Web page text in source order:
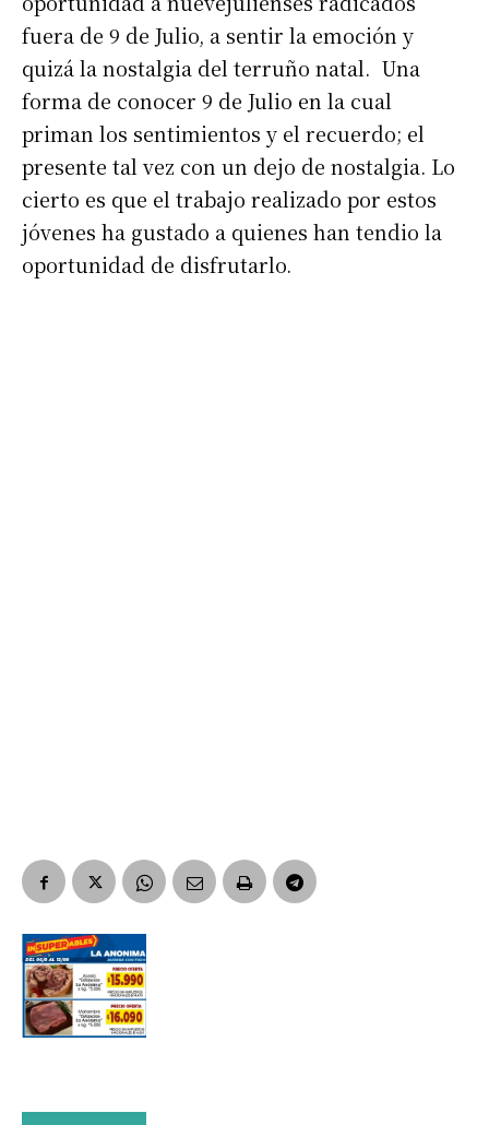
Suscribirme gratis
fuera de 9 de Julio, a sentir la emoción y
quizá la nostalgia del terruño natal. Una
forma de conocer 9 de Julio en la cual
priman los sentimientos y el recuerdo; el
presente tal vez con un dejo de nostalgia. Lo
cierto es que el trabajo realizado por estos
jóvenes ha gustado a quienes han tendio la
oportunidad de disfrutarlo.